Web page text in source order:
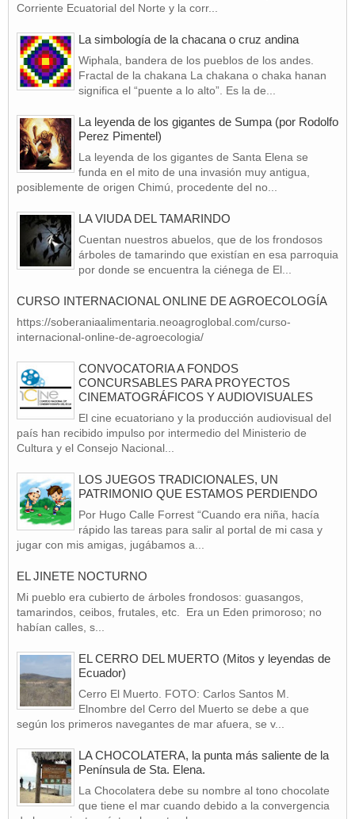
Corriente Ecuatorial del Norte y la corr...
La simbología de la chacana o cruz andina
Wiphala, bandera de los pueblos de los andes.
Fractal de la chakana La chakana o chaka hanan
significa el “puente a lo alto”. Es la de...
La leyenda de los gigantes de Sumpa (por Rodolfo
Perez Pimentel)
La leyenda de los gigantes de Santa Elena se
funda en el mito de una invasión muy antigua,
posiblemente de origen Chimú, procedente del no...
LA VIUDA DEL TAMARINDO
Cuentan nuestros abuelos, que de los frondosos
árboles de tamarindo que existían en esa parroquia
por donde se encuentra la ciénega de El...
CURSO INTERNACIONAL ONLINE DE AGROECOLOGÍA
https://soberaniaalimentaria.neoagroglobal.com/curso-
internacional-online-de-agroecologia/
CONVOCATORIA A FONDOS
CONCURSABLES PARA PROYECTOS
CINEMATOGRÁFICOS Y AUDIOVISUALES
El cine ecuatoriano y la producción audiovisual del
país han recibido impulso por intermedio del Ministerio de
Cultura y el Consejo Nacional...
LOS JUEGOS TRADICIONALES, UN
PATRIMONIO QUE ESTAMOS PERDIENDO
Por Hugo Calle Forrest “Cuando era niña, hacía
rápido las tareas para salir al portal de mi casa y
jugar con mis amigas, jugábamos a...
EL JINETE NOCTURNO
Mi pueblo era cubierto de árboles frondosos: guasangos,
tamarindos, ceibos, frutales, etc. Era un Eden primoroso; no
habían calles, s...
EL CERRO DEL MUERTO (Mitos y leyendas de
Ecuador)
Cerro El Muerto. FOTO: Carlos Santos M.
Elnombre del Cerro del Muerto se debe a que
según los primeros navegantes de mar afuera, se v...
LA CHOCOLATERA, la punta más saliente de la
Península de Sta. Elena.
La Chocolatera debe su nombre al tono chocolate
que tiene el mar cuando debido a la convergencia